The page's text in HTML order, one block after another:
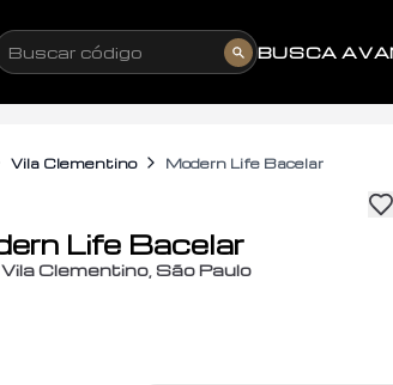
Buscar código BUSCA
Vila Clementino Modern Life Bacelar
Life Bacelar
Vila Clementino São Paulo